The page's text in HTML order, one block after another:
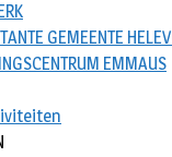
GEMEENTE
EMMAUS